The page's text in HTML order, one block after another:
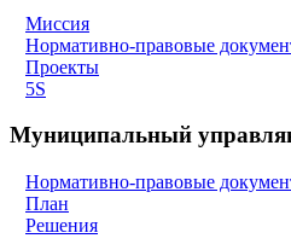
Миссия
Нормативно-правовые
Проекты
5S
Муниципальный
Нормативно-правовые
План
Решения